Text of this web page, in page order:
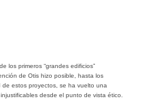
los primeros “grandes edificios”
de Otis hizo posible, hasta los
estos proyectos, se ha vuelto una
desde el punto de vista ético.